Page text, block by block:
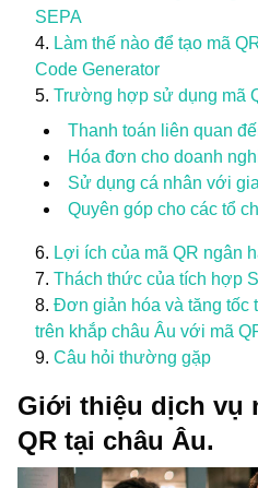
SEPA
Làm thế nào để tạo mã
Code Generator
Trường hợp sử dụng mã
Thanh toán liên quan
Hóa đơn cho doanh
Sử dụng cá nhân với
Quyên góp cho các tổ
Lợi ích của mã QR ngân
Thách thức của tích hợp
Đơn giản hóa và tăng tốc
trên khắp châu Âu với mã
Câu hỏi thường gặp
Giới thiệu dịch vụ
QR tại châu Âu.